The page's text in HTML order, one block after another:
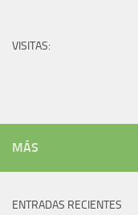
VISITAS:
MÁS
ENTRADAS RECIENTES